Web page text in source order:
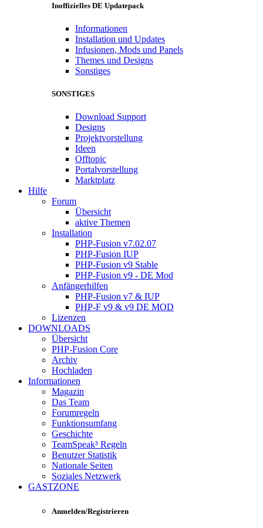
Inoffizielles DE Updatepack
Informationen
Installation und Updates
Infusionen, Mods und Panels
Themes und Designs
Sonstiges
SONSTIGES
Download Support
Designs
Projektvorstellung
Ideen
Offtopic
Portalvorstellung
Marktplatz
Hilfe
Forum
Übersicht
aktive Themen
Installation
PHP-Fusion v7.02.07
PHP-Fusion IUP
PHP-Fusion v9 Stable
PHP-Fusion v9 - DE Mod
Anfängerhilfen
PHP-Fusion v7 & IUP
PHP-F v9 & v9 DE MOD
Lizenzen
DOWNLOADS
Übersicht
PHP-Fusion Core
Archiv
Hochladen
Informationen
Magazin
Das Team
Forumregeln
Funktionsumfang
Geschichte
TeamSpeak³ Regeln
Benutzer Statistik
Nationale Seiten
Soziales Netzwerk
GASTZONE
Anmelden/Registrieren